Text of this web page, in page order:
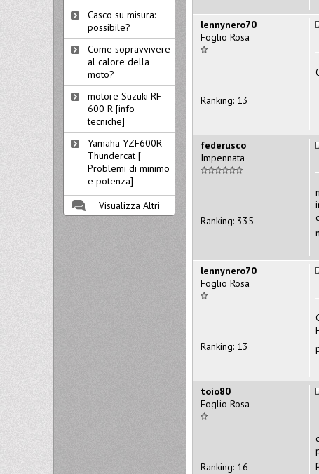
lennynero70
Foglio Rosa
Ranking: 13
federusco
Impennata
Ranking: 335
lennynero70
Foglio Rosa
Ranking: 13
toio80
Foglio Rosa
Ranking: 16
Casco su misura:
possibile?
Come sopravvivere
al calore della
moto?
motore Suzuki RF
600 R [info
tecniche]
Yamaha YZF600R
Thundercat [
Problemi di minimo
e potenza]
Visualizza Altri